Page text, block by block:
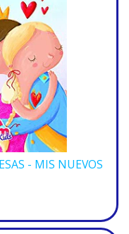
- MIS NUEVOS